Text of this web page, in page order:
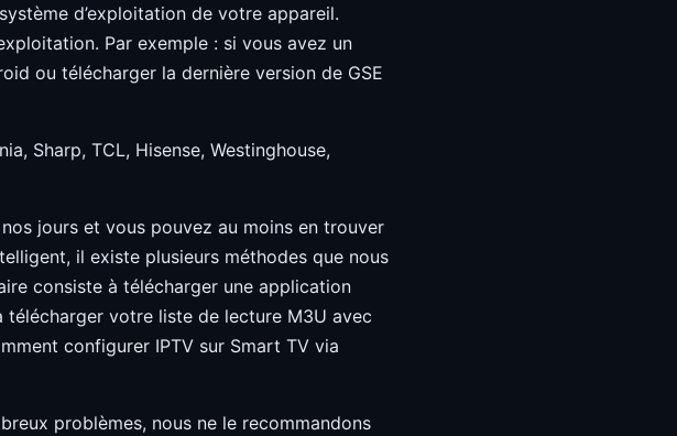
d’exploitation de votre appareil.
Par exemple : si vous avez un
ou télécharger la dernière version de GSE
Sharp, TCL, Hisense, Westinghouse,
jours et vous pouvez au moins en trouver
il existe plusieurs méthodes que nous
consiste à télécharger une application
télécharger votre liste de lecture M3U avec
configurer IPTV sur Smart TV via
problèmes, nous ne le recommandons